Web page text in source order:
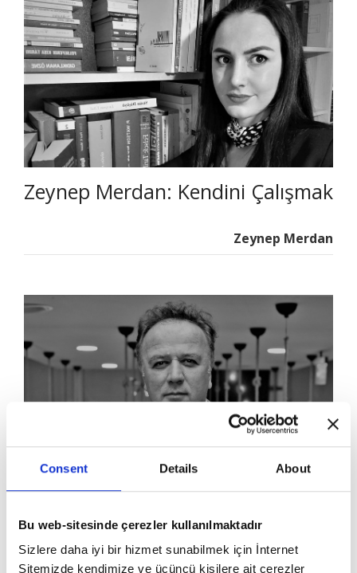
Consent Details About
Bu web-sitesinde çerezler kullanılmaktadır
Sizlere daha iyi bir hizmet sunabilmek için İnternet
Sitemizde kendimize ve üçüncü kişilere ait çerezler
Zeynep Merdan: Kendini Çalışmak
Zeynep Merdan
Ali Emre: Yaralı Küheylan
Yolunmuş Çayır
Ali Emre